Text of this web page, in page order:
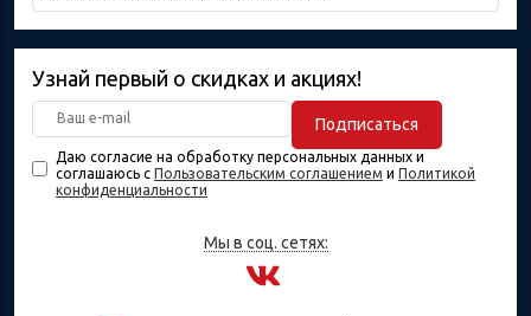
Узнай первый о скидках и акциях!
Подписаться
Даю согласие на обработку персональных данных и
соглашаюсь с Пользовательским соглашением и Политикой
конфиденциальности
Мы в соц. сетях: